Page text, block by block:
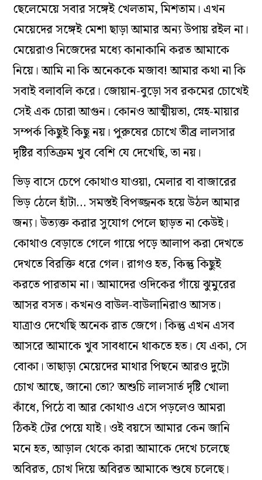
ছেলেমেয়ে সবার সঙ্গেই খেলতাম, মিশতাম। এখন
মেয়েদের সঙ্গেই মেশা ছাড়া আমার অন্য উপায় রইল না।
মেয়েরাও নিজেদের মধ্যে কানাকানি করত আমাকে
নিয়ে। আমি না কি অনেককে মজাব! আমার কথা না কি
সবাই বলাবলি করে। জোয়ান-বুড়ো সব রকমের চোখেই
সেই এক চোরা আগুন। কোনও আত্মীয়তা, স্নেহ-মায়ার
সম্পর্ক কিছুই কিছু নয়। পুরুষের চোখে তীব্র লালসার
দৃষ্টির ব্যতিক্রম খুব বেশি যে দেখেছি, তা নয়।
ভিড় বাসে চেপে কোথাও যাওয়া, মেলার বা বাজারের
ভিড় ঠেলে হাঁটা… সমস্তই বিপজ্জনক হয়ে উঠল আমার
জন্য। উত্যক্ত করার সুযোগ পেলে ছাড়ত না কেউই।
কোথাও বেড়াতে গেলে গায়ে পড়ে আলাপ করা দেখতে
দেখতে বিরক্তি ধরে গেল। রাগও হত, কিন্তু কিছুই
করতে পারতাম না। আমাদের ওদিকের গাঁয়ে ঝুমুরের
আসর বসত। কখনও বাউল-বাউলানিরাও আসত।
যাত্রাও দেখেছি অনেক রাত জেগে। কিন্তু এখন এসব
আসরে আমাকে খুব সাবধানে থাকতে হত। যে একা, সে
বোকা। তাছাড়া মেয়েদের মাথার পিছনে আরও দুটো
চোখ আছে, জানো তো? অশুচি লালসার্ত দৃষ্টি খোলা
কাঁধে, পিঠে বা আর কোথাও এসে পড়লেও আমরা
ঠিকই টের পেয়ে যাই। ওই বয়সে আমার কেন জানি
মনে হত, আড়াল থেকে কারা আমাকে দেখে চলেছে
অবিরত, চোখ দিয়ে অবিরত আমাকে শুষে চলেছে।